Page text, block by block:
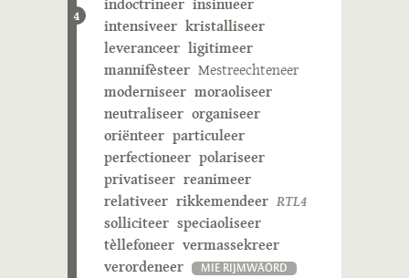
4
intensiveer kristalliseer
leveranceer ligitimeer
mannifèsteer Mestreechteneer
moderniseer moraoliseer
neutraliseer organiseer
oriënteer particuleer
perfectioneer polariseer
privatiseer reanimeer
relativeer rikkemendeer RTL4
solliciteer speciaoliseer
tèllefoneer vermassekreer
verordeneer
MIE RIJMWÄÖRD